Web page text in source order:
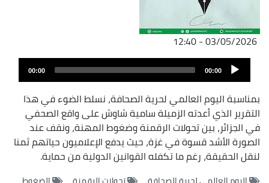
03/05/2026 - 12:40
ملف
الصوت
Audio
Player
00:00
00:00
بمناسبة اليوم العالمي لحرية الصحافة، نسلط الضوء في هذا
التقرير الذي أعدته الزميلة سامية شاوش على واقع الصحفي
في الجزائر، بين تحولات الرقمنة وضغوط المهنة، ونقف عند
الصورة الأشد قسوة في غزة، حيث يدفع الإعلاميون حياتهم ثمنا
لنقل الحقيقة، رغم ما تكفله القوانين الدولية من حماية.